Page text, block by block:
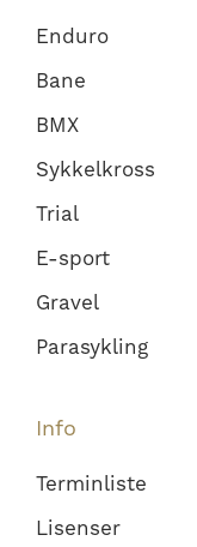
Enduro
Bane
BMX
Sykkelkross
Trial
E-sport
Gravel
Parasykling
Info
Terminliste
Lisenser